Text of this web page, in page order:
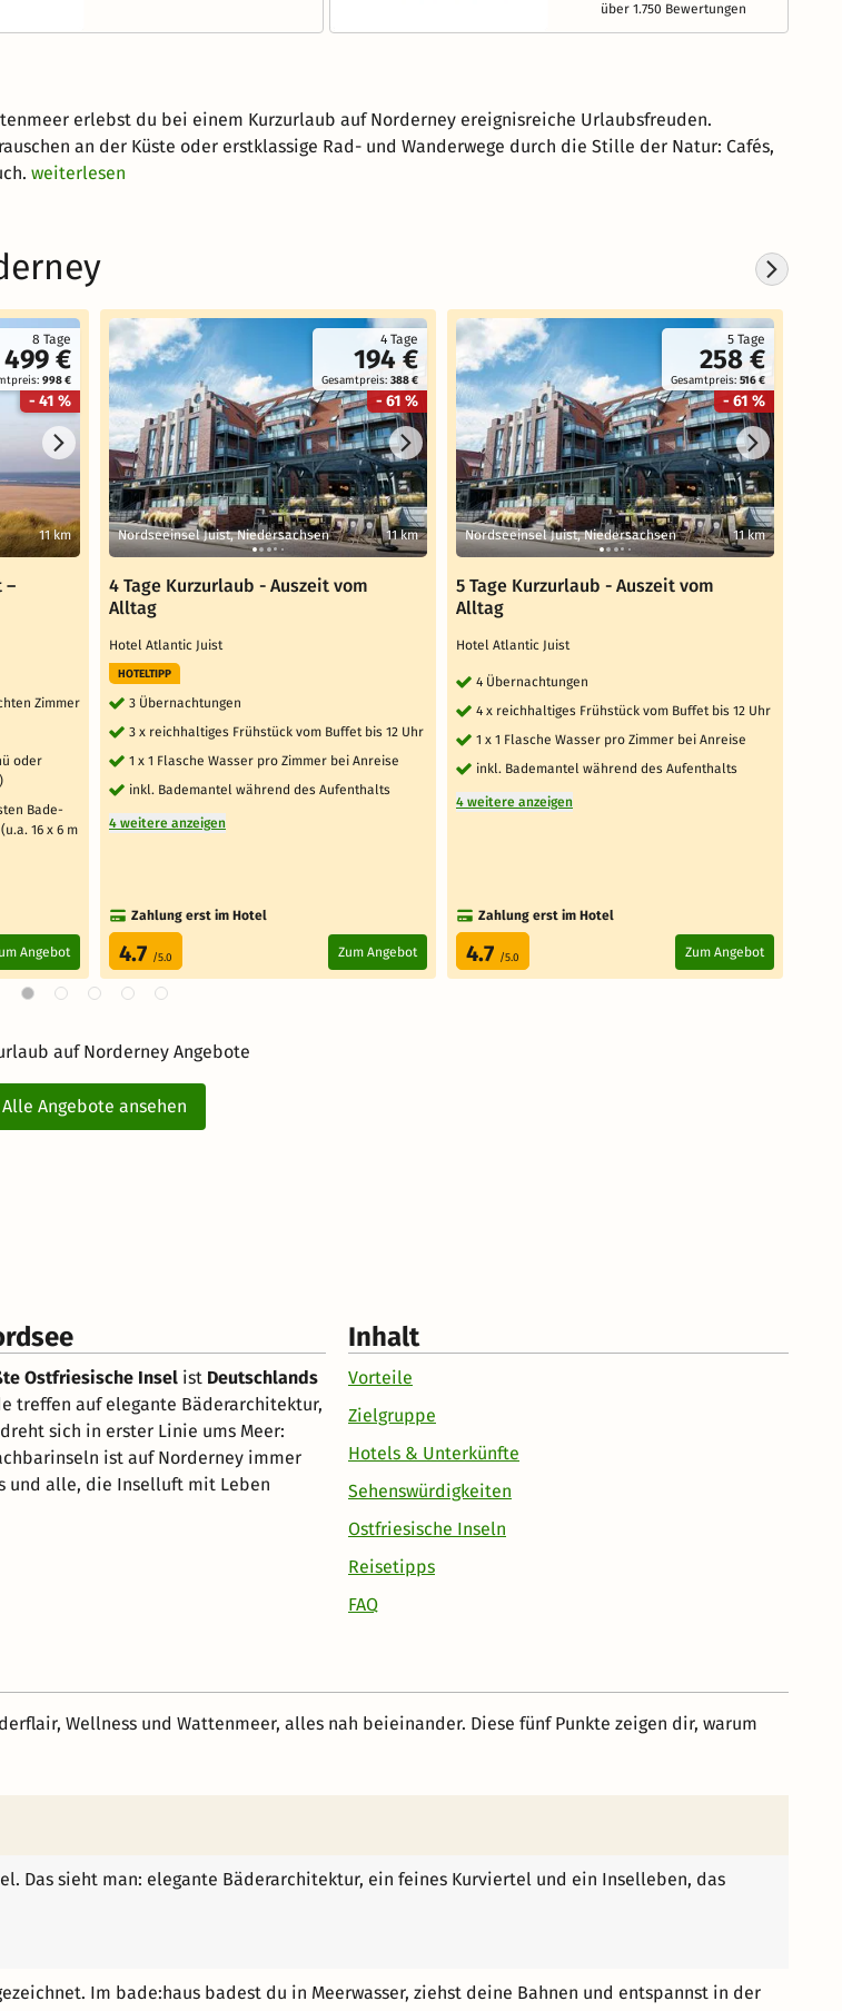
über 1.750 Bewertungen
erlebst du bei einem Kurzurlaub auf Norderney ereignisreiche Urlaubsfreuden.
an der Küste oder erstklassige Rad- und Wanderwege durch die Stille der Natur: Cafés,
weiterlesen
8 Tage
499 €
998 €
- 41 %
11 km
–
Zimmer
oder
Bade-
16 x 6 m
Angebot
4 Tage
194 €
Gesamtpreis: 388 €
- 61 %
Nordseeinsel Juist, Niedersachsen 11 km
4 Tage Kurzurlaub - Auszeit vom
Alltag
Hotel Atlantic Juist
HOTELTIPP
3 Übernachtungen
3 x reichhaltiges Frühstück vom Buffet bis 12 Uhr
1 x 1 Flasche Wasser pro Zimmer bei Anreise
inkl. Bademantel während des Aufenthalts
4 weitere anzeigen
Zahlung erst im Hotel
4.7 /5.0 Zum Angebot
5 Tage
258 €
Gesamtpreis: 516 €
- 61 %
Nordseeinsel Juist, Niedersachsen 11 km
5 Tage Kurzurlaub - Auszeit vom
Alltag
Hotel Atlantic Juist
4 Übernachtungen
4 x reichhaltiges Frühstück vom Buffet bis 12 Uhr
1 x 1 Flasche Wasser pro Zimmer bei Anreise
inkl. Bademantel während des Aufenthalts
4 weitere anzeigen
Zahlung erst im Hotel
4.7 /5.0 Zum Angebot
auf Norderney Angebote
Alle Angebote ansehen
Ostfriesische Insel ist Deutschlands
treffen auf elegante Bäderarchitektur,
dreht sich in erster Linie ums Meer:
ist auf Norderney immer
und alle, die Inselluft mit Leben
Inhalt
Vorteile
Zielgruppe
Hotels & Unterkünfte
Sehenswürdigkeiten
Ostfriesische Inseln
Reisetipps
FAQ
Wellness und Wattenmeer, alles nah beieinander. Diese fünf Punkte zeigen dir, warum
Das sieht man: elegante Bäderarchitektur, ein feines Kurviertel und ein Inselleben, das
Im bade:haus badest du in Meerwasser, ziehst deine Bahnen und entspannst in der